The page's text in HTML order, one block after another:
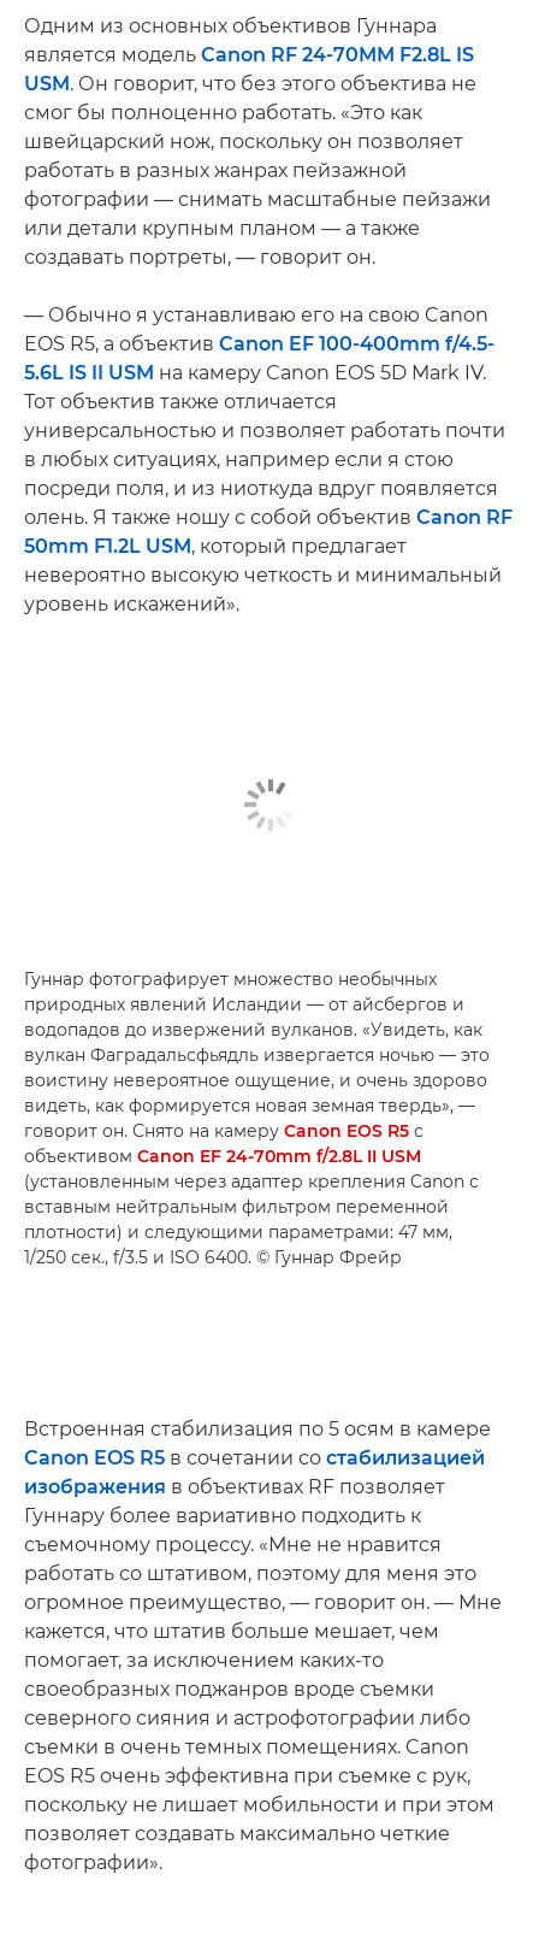
Одним из основных объективов Гуннара
является модель Canon RF 24-70MM F2.8L IS
USM. Он говорит, что без этого объектива не
смог бы полноценно работать. «Это как
швейцарский нож, поскольку он позволяет
работать в разных жанрах пейзажной
фотографии — снимать масштабные пейзажи
или детали крупным планом — а также
создавать портреты, — говорит он.
— Обычно я устанавливаю его на свою Canon
EOS R5, а объектив Canon EF 100-400mm f/4.5-
5.6L IS II USM на камеру Canon EOS 5D Mark IV.
Тот объектив также отличается
универсальностью и позволяет работать почти
в любых ситуациях, например если я стою
посреди поля, и из ниоткуда вдруг появляется
олень. Я также ношу с собой объектив Canon RF
50mm F1.2L USM, который предлагает
невероятно высокую четкость и минимальный
уровень искажений».
Гуннар фотографирует множество необычных
природных явлений Исландии — от айсбергов и
водопадов до извержений вулканов. «Увидеть, как
вулкан Фаградальсфьядль извергается ночью — это
воистину невероятное ощущение, и очень здорово
видеть, как формируется новая земная твердь», —
говорит он. Снято на камеру Canon EOS R5 с
объективом Canon EF 24-70mm f/2.8L II USM
(установленным через адаптер крепления Canon с
вставным нейтральным фильтром переменной
плотности) и следующими параметрами: 47 мм,
1/250 сек., f/3.5 и ISO 6400. © Гуннар Фрейр
Встроенная стабилизация по 5 осям в камере
Canon EOS R5 в сочетании со стабилизацией
изображения в объективах RF позволяет
Гуннару более вариативно подходить к
съемочному процессу. «Мне не нравится
работать со штативом, поэтому для меня это
огромное преимущество, — говорит он. — Мне
кажется, что штатив больше мешает, чем
помогает, за исключением каких-то
своеобразных поджанров вроде съемки
северного сияния и астрофотографии либо
съемки в очень темных помещениях. Canon
EOS R5 очень эффективна при съемке с рук,
поскольку не лишает мобильности и при этом
позволяет создавать максимально четкие
фотографии».